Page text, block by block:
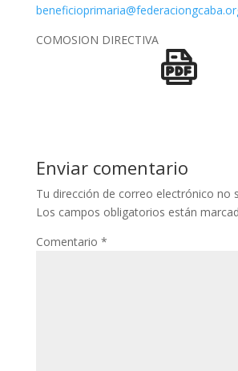
COMOSION DIRECTIVA
Enviar comentario
Tu dirección de correo electrónico no
Los campos obligatorios están
Comentario *